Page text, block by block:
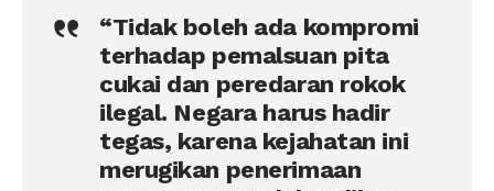
“Tidak boleh ada kompromi
terhadap pemalsuan pita
cukai dan peredaran rokok
ilegal. Negara harus hadir
tegas, karena kejahatan ini
merugikan penerimaan